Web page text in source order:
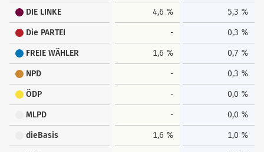
DIE LINKE 4,6 % 5,3 %
Die PARTEI - 0,3 %
FREIE WÄHLER 1,6 % 0,7 %
NPD - 0,3 %
ÖDP - 0,0 %
MLPD - 0,0 %
dieBasis 1,6 % 1,0 %